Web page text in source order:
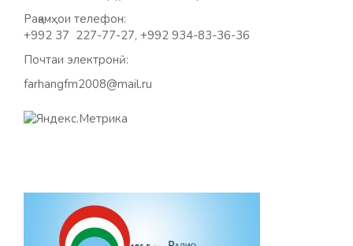
Рақамҳои телефон:
+992 37 227-77-27, +992 934-83-36-36
Почтаи электронӣ:
farhangfm2008@mail.ru